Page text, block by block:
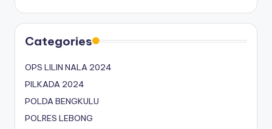
Categories
OPS LILIN NALA 2024
PILKADA 2024
POLDA BENGKULU
POLRES LEBONG